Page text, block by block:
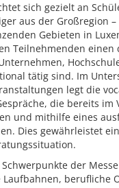
sich gezielt an
aus der Großregion
Gebieten in
Teilnehmenden
tätig sind. Im
legt die
die bereits im
und mithilfe eines
Dies gewährleistet
der
Laufbahnen, berufliche